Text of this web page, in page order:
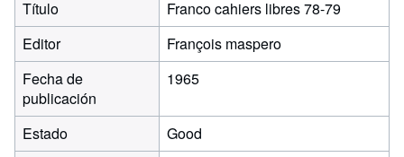
Título
Franco cahiers libres 78-79
Editor
François maspero
Fecha de
publicación
1965
Estado
Good